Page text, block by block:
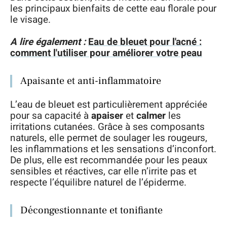
les principaux bienfaits de cette eau florale pour
le visage.
A lire également :Eau de bleuet pour l'acné :
comment l'utiliser pour améliorer votre peau
Apaisante et anti-inflammatoire
L’eau de bleuet est particulièrement appréciée
pour sa capacité àapaiseretcalmer les
irritations cutanées. Grâce à ses composants
naturels, elle permet de soulager les rougeurs,
les inflammations et les sensations d’inconfort.
De plus, elle est recommandée pour les peaux
sensibles et réactives, car elle n’irrite pas et
respecte l’équilibre naturel de l’épiderme.
Décongestionnante et tonifiante